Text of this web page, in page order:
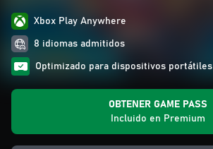
Xbox Play Anywhere
8 idiomas admitidos
Optimizado para dispositivos portátiles
OBTENER GAME PASS
Incluido en Premium